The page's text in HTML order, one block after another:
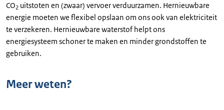
CO2 uitstoten en (zwaar) vervoer verduurzamen. Hernieuwbare
energie moeten we flexibel opslaan om ons ook van elektriciteit
te verzekeren. Hernieuwbare waterstof helpt ons
energiesysteem schoner te maken en minder grondstoffen te
gebruiken.
Meer weten?